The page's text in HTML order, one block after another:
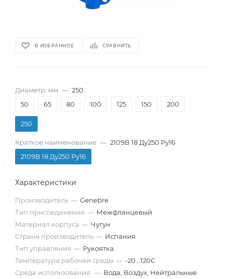
В ИЗБРАННОЕ СРАВНИТЬ
Диаметр, мм — 250
50
65 80 100 125 150 200
250
Краткое наименование — 2109B 18 Ду250 Ру16
2109B 18 Ду250 Ру16
Характеристики
Производитель — Genebre
Тип присоединения — Межфланцевый
Материал корпуса — Чугун
Страна производитель — Испания
Тип управления — Рукоятка
Температура рабочей среды — -20...120C
Среда использования — Вода, Воздух, Нейтральные